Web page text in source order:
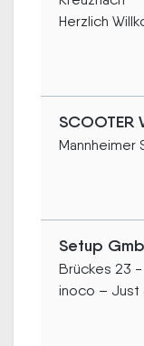
Herzlich
SCOOTER
Mannheimer
Setup
Brückes 23
inoco – Just